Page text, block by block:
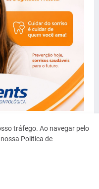
tráfego. Ao navegar pelo
Política de